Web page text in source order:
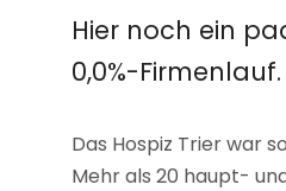
Hier noch ein
0,0%-Firmenlauf.
Das Hospiz Trier war
Mehr als 20 haupt-